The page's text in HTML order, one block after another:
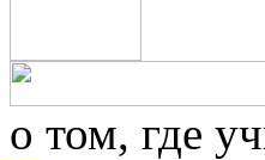
о том, где